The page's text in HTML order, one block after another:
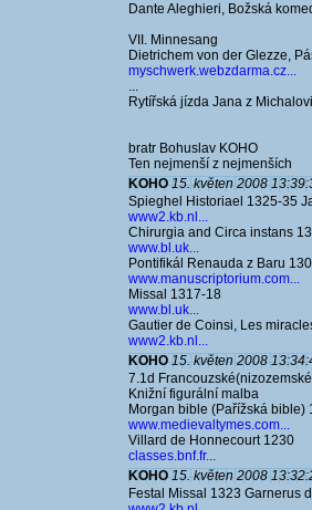
Dante Aleghieri, Božská
VII. Minnesang
Dietrichem von der Glezze,
myschwerk.webzdarma.cz...
...
Rytířská jízda Jana z
bratr Bohuslav KOHO
Ten nejmenší z nejmenších
KOHO 15. květen 2008
Spieghel Historiael 1325-35
www2.kb.nl...
Chirurgia and Circa instans
www.bl.uk...
Pontifikál Renauda z Baru
www.manuscriptorium.com...
Missal 1317-18
www.bl.uk...
Gautier de Coinsi, Les
www2.kb.nl...
KOHO 15. květen 2008
7.1d
Knižní figurální malba
Morgan bible (Pařížská bible)
www.medievaltymes.com...
Villard de Honnecourt 1230
classes.bnf.fr...
KOHO 15. květen 2008
Festal Missal 1323 Garnerus